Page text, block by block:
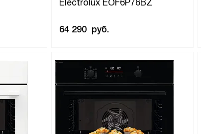
Electrolux EOF6P76BZ
64 290 руб.